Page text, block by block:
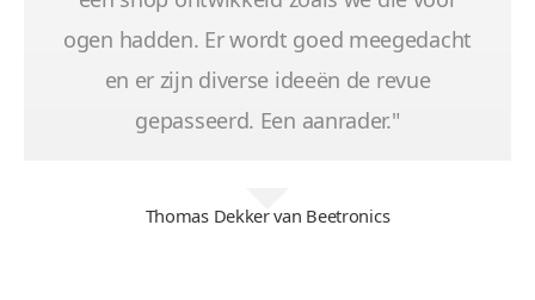
ogen hadden. Er wordt goed meegedacht
en er zijn diverse ideeën de revue
gepasseerd. Een aanrader."
Thomas Dekker van Beetronics